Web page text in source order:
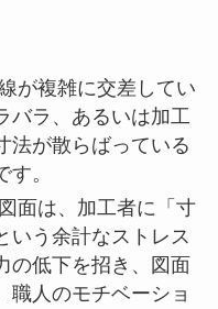
が複雑に交差してい
バラ、あるいは加工
法が散らばっている
。
面は、加工者に「寸
いう余計なストレス
の低下を招き、図面
職人のモチベーショ